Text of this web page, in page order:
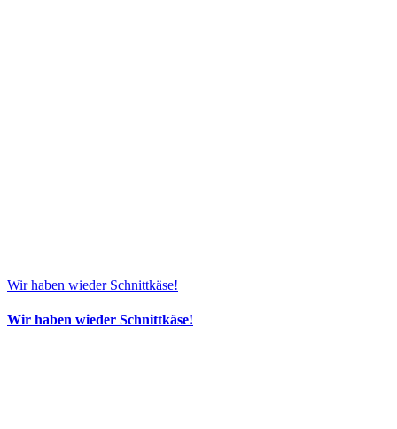
Wir haben wieder Schnittkäse!
Wir haben wieder Schnittkäse!